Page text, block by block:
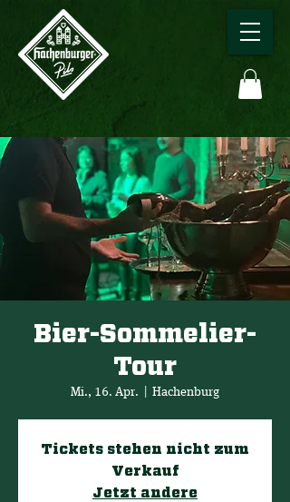
Bier-Sommelier-
Tour
Mi., 16. Apr. Hachenburg
Tickets stehen nicht zum
Verkauf
Jetzt andere